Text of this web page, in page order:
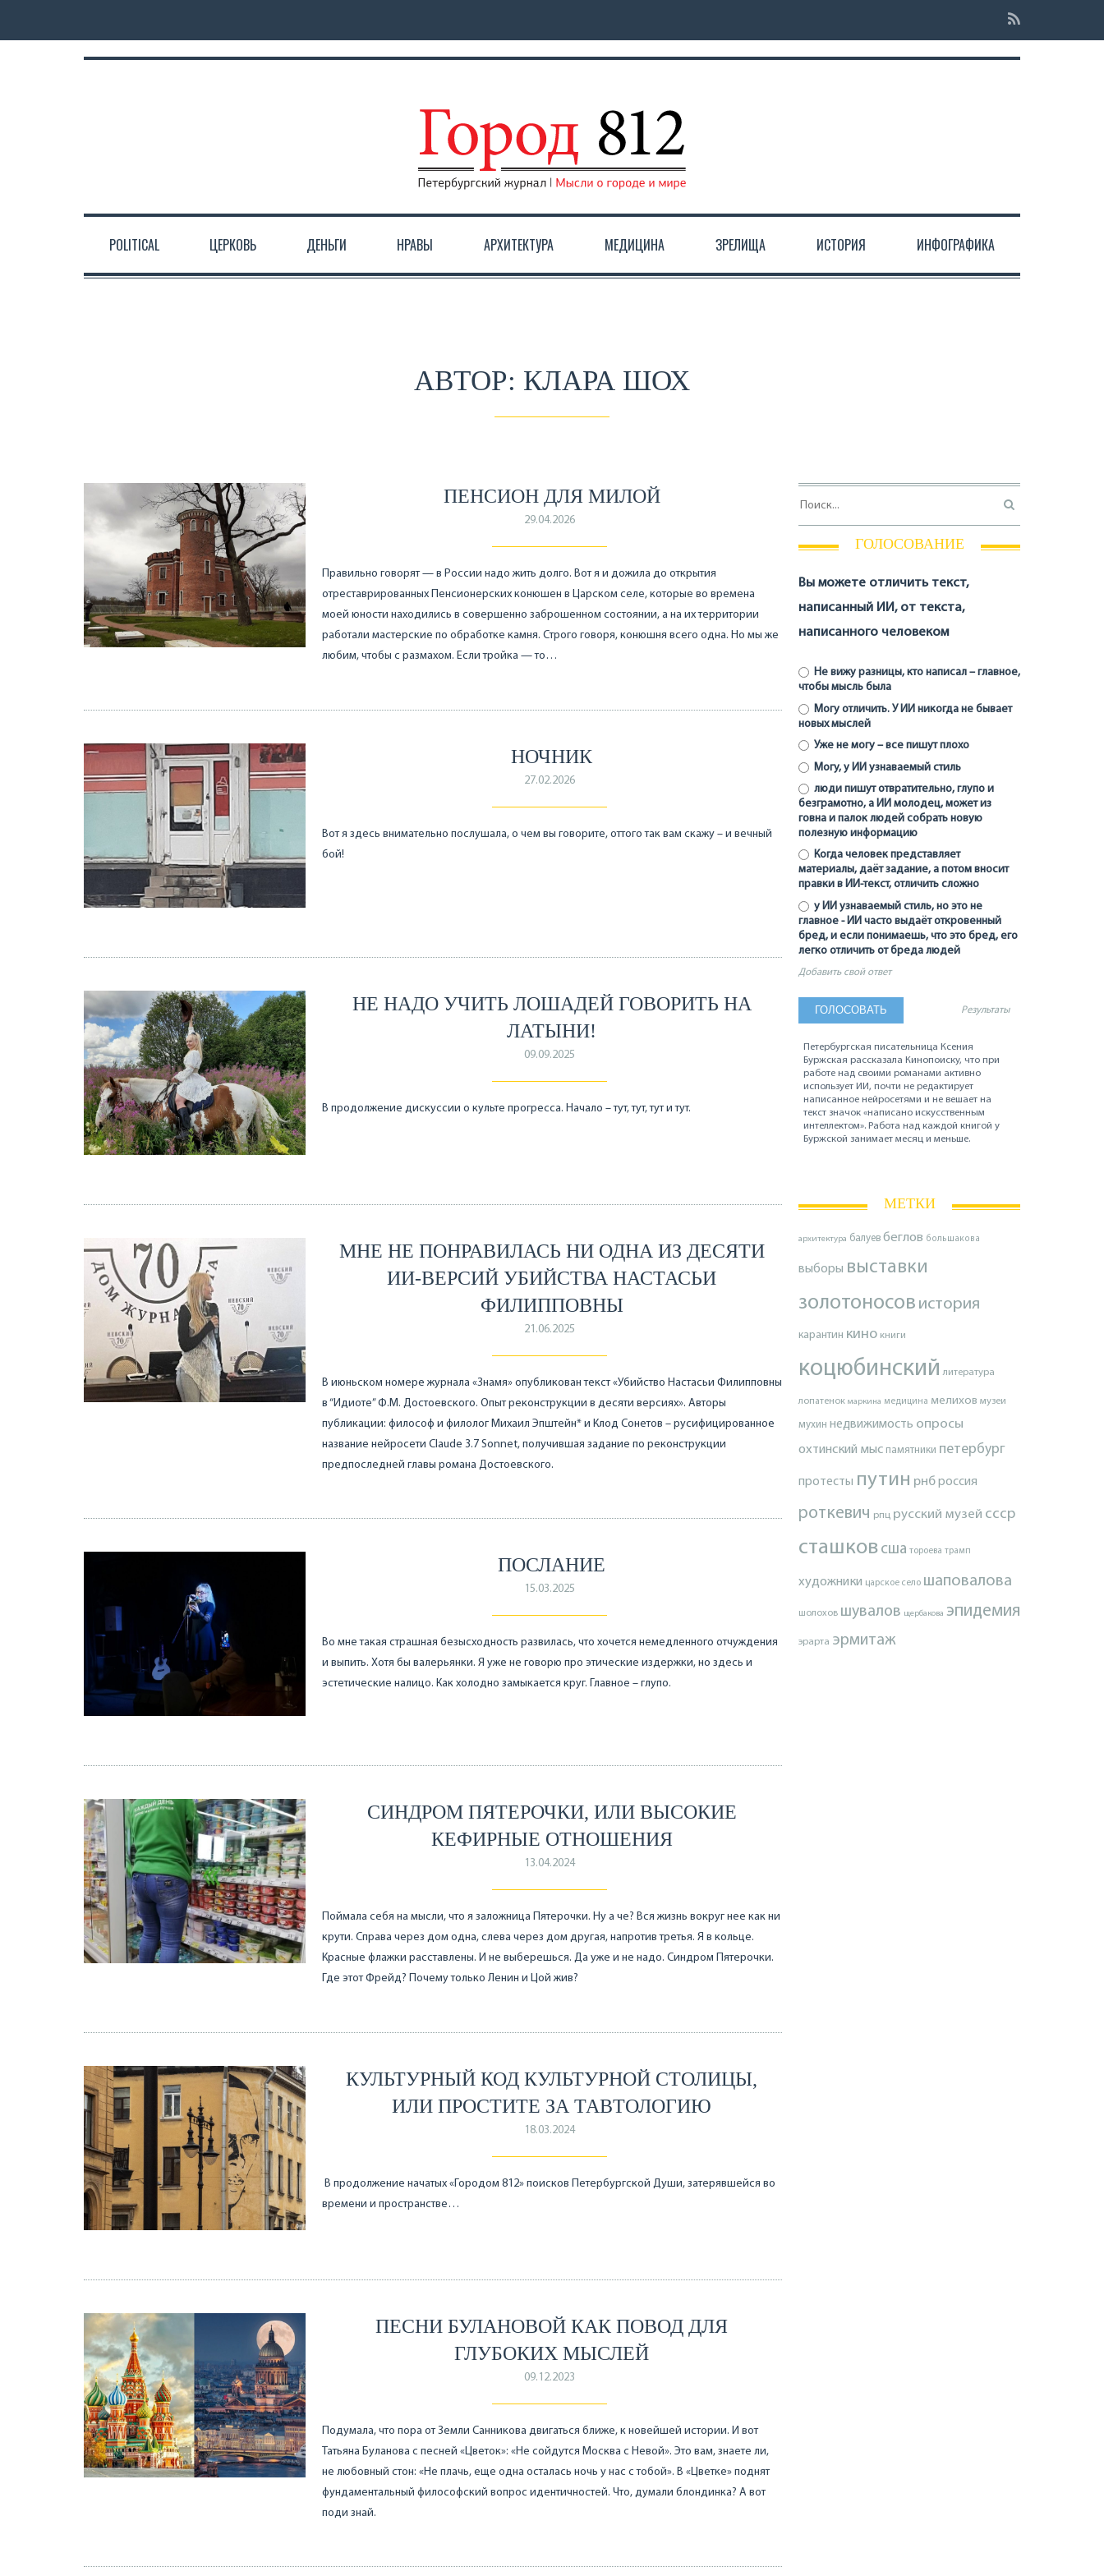
POLITICAL ЦЕРКОВЬ ДЕНЬГИ НРАВЫ АРХИТЕКТУРА МЕДИЦИНА ЗРЕЛИЩА ИСТОРИЯ ИНФОГРАФИКА
АВТОР: КЛАРА ШОХ
ПЕНСИОН ДЛЯ МИЛОЙ
29.04.2026
Правильно говорят — в России надо жить долго. Вот я и дожила до открытия
отреставрированных Пенсионерских конюшен в Царском селе, которые во времена
моей юности находились в совершенно заброшенном состоянии, а на их территории
работали мастерские по обработке камня. Строго говоря, конюшня всего одна. Но мы же
любим, чтобы с размахом. Если тройка — то…
НОЧНИК
27.02.2026
Вот я здесь внимательно послушала, о чем вы говорите, оттого так вам скажу – и вечный
бой!
НЕ НАДО УЧИТЬ ЛОШАДЕЙ ГОВОРИТЬ НА
ЛАТЫНИ!
09.09.2025
В продолжение дискуссии о культе прогресса. Начало – тут, тут, тут и тут.
МНЕ НЕ ПОНРАВИЛАСЬ НИ ОДНА ИЗ ДЕСЯТИ
ИИ-ВЕРСИЙ УБИЙСТВА НАСТАСЬИ
ФИЛИППОВНЫ
21.06.2025
В июньском номере журнала «Знамя» опубликован текст «Убийство Настасьи Филипповны
в “Идиоте” Ф.М. Достоевского. Опыт реконструкции в десяти версиях». Авторы
публикации: философ и филолог Михаил Эпштейн* и Клод Сонетов – русифицированное
название нейросети Claude 3.7 Sonnet, получившая задание по реконструкции
предпоследней главы романа Достоевского.
ПОСЛАНИЕ
15.03.2025
Во мне такая страшная безысходность развилась, что хочется немедленного отчуждения
и выпить. Хотя бы валерьянки. Я уже не говорю про этические издержки, но здесь и
эстетические налицо. Как холодно замыкается круг. Главное – глупо.
СИНДРОМ ПЯТЕРОЧКИ, ИЛИ ВЫСОКИЕ
КЕФИРНЫЕ ОТНОШЕНИЯ
13.04.2024
Поймала себя на мысли, что я заложница Пятерочки. Ну а че? Вся жизнь вокруг нее как ни
крути. Справа через дом одна, слева через дом другая, напротив третья. Я в кольце.
Красные флажки расставлены. И не выберешься. Да уже и не надо. Синдром Пятерочки.
Где этот Фрейд? Почему только Ленин и Цой жив?
КУЛЬТУРНЫЙ КОД КУЛЬТУРНОЙ СТОЛИЦЫ,
ИЛИ ПРОСТИТЕ ЗА ТАВТОЛОГИЮ
18.03.2024
В продолжение начатых «Городом 812» поисков Петербургской Души, затерявшейся во
времени и пространстве…
ПЕСНИ БУЛАНОВОЙ КАК ПОВОД ДЛЯ
ГЛУБОКИХ МЫСЛЕЙ
09.12.2023
Подумала, что пора от Земли Санникова двигаться ближе, к новейшей истории. И вот
Татьяна Буланова с песней «Цветок»: «Не сойдутся Москва с Невой». Это вам, знаете ли,
не любовный стон: «Не плачь, еще одна осталась ночь у нас с тобой». В «Цветке» поднят
фундаментальный философский вопрос идентичностей. Что, думали блондинка? А вот
поди знай.
ГОЛОСОВАНИЕ
Вы можете отличить текст,
написанный ИИ, от текста,
написанного человеком
Не вижу разницы, кто написал – главное,
чтобы мысль была
Могу отличить. У ИИ никогда не бывает
новых мыслей
Уже не могу – все пишут плохо
Могу, у ИИ узнаваемый стиль
люди пишут отвратительно, глупо и
безграмотно, а ИИ молодец, может из
говна и палок людей собрать новую
полезную информацию
Когда человек представляет
материалы, даёт задание, а потом вносит
правки в ИИ-текст, отличить сложно
у ИИ узнаваемый стиль, но это не
главное - ИИ часто выдаёт откровенный
бред, и если понимаешь, что это бред, его
легко отличить от бреда людей
Добавить свой ответ
Результаты
Петербургская писательница Ксения
Буржская рассказала Кинопоиску, что при
работе над своими романами активно
использует ИИ, почти не редактирует
написанное нейросетями и не вешает на
текст значок «написано искусственным
интеллектом». Работа над каждой книгой у
Буржской занимает месяц и меньше.
МЕТКИ
архитектура балуев беглов большакова
выборы выставки
золотоносов история
карантин кино книги
коцюбинский литература
лопатенок маркина медицина мелихов музеи
мухин недвижимость опросы
охтинский мыс памятники петербург
протесты путин рнброссия
роткевич рпц русский музей ссср
сташков сша тороева трамп
художники царское село шаповалова
шолохов шувалов щербакова эпидемия
эрарта эрмитаж